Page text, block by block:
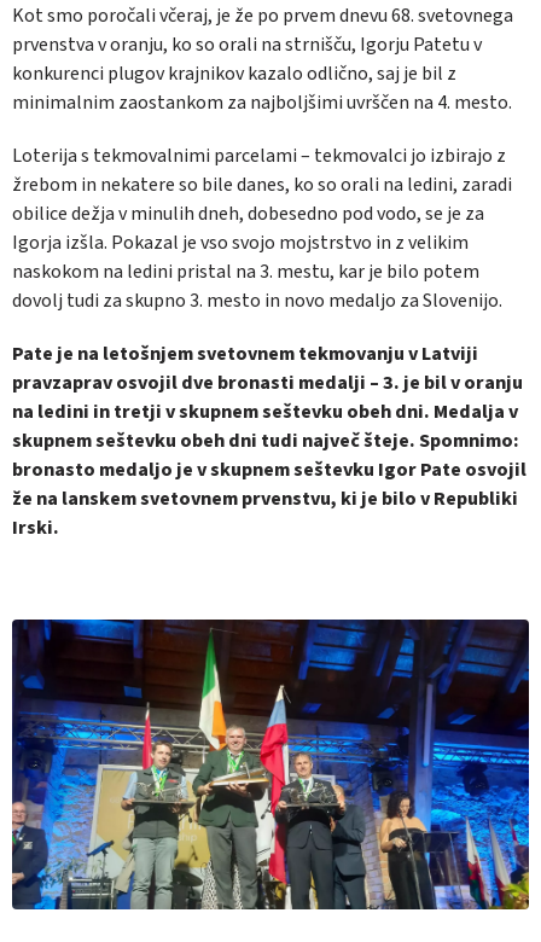
Kot smo poročali včeraj, je že po prvem dnevu 68. svetovnega
prvenstva v oranju, ko so orali na strnišču, Igorju Patetu v
konkurenci plugov krajnikov kazalo odlično, saj je bil z
minimalnim zaostankom za najboljšimi uvrščen na 4. mesto.
Loterija s tekmovalnimi parcelami – tekmovalci jo izbirajo z
žrebom in nekatere so bile danes, ko so orali na ledini, zaradi
obilice dežja v minulih dneh, dobesedno pod vodo, se je za
Igorja izšla. Pokazal je vso svojo mojstrstvo in z velikim
naskokom na ledini pristal na 3. mestu, kar je bilo potem
dovolj tudi za skupno 3. mesto in novo medaljo za Slovenijo.
Pate je na letošnjem svetovnem tekmovanju v Latviji
pravzaprav osvojil dve bronasti medalji – 3. je bil v oranju
na ledini in tretji v skupnem seštevku obeh dni. Medalja v
skupnem seštevku obeh dni tudi največ šteje. Spomnimo:
bronasto medaljo je v skupnem seštevku Igor Pate osvojil
že na lanskem svetovnem prvenstvu, ki je bilo v Republiki
Irski.